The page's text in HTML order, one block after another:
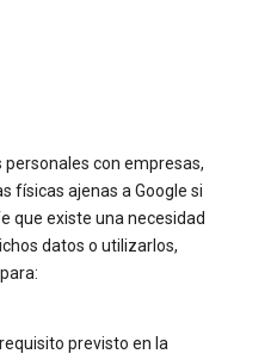
con empresas,
físicas ajenas a Google si
que existe una necesidad
datos o utilizarlos,
previsto en la